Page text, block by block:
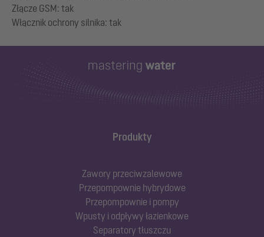
Złącze GSM: tak
Produkty
Zawory przeciwzalewowe
Przepompownie hybrydowe
Przepompownie i pompy
Wpusty i odpływy łazienkowe
Separatory tłuszczu